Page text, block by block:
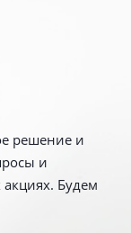
решение и
и
Будем